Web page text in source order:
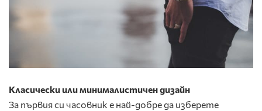
Класически или минималистичен дизайн
За първия си часовник е най-добре да изберете